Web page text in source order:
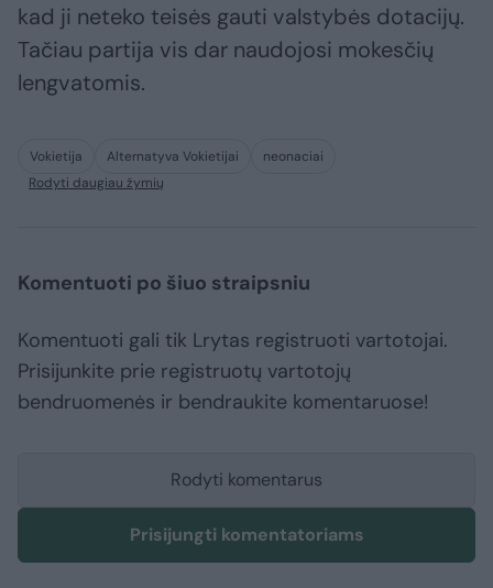
kad ji neteko teisės gauti valstybės dotacijų.
Tačiau partija vis dar naudojosi mokesčių
lengvatomis.
Vokietija Alternatyva Vokietijai
neonaciai
Rodyti daugiau žymių
Komentuoti po šiuo straipsniu
Komentuoti gali tik Lrytas registruoti vartotojai.
Prisijunkite prie registruotų vartotojų
bendruomenės ir bendraukite komentaruose!
Rodyti komentarus
Prisijungti komentatoriams